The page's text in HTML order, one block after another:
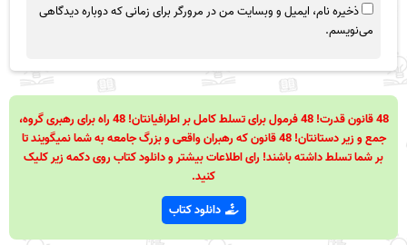
ذخیره نام، ایمیل و وبسایت من در مرورگر برای زمانی که دوباره دیدگاهی
می‌نویسم.
48 قانون قدرت! 48 فرمول برای تسلط کامل بر اطرافیانتان! 48 راه برای رهبری گروه،
جمع و زیر دستانتان! 48 قانون که رهبران واقعی و بزرگ جامعه به شما نمیگویند تا
بر شما تسلط داشته باشند! رای اطلاعات بیشتر و دانلود کتاب روی دکمه زیر کلیک
کنید.
دانلود کتاب